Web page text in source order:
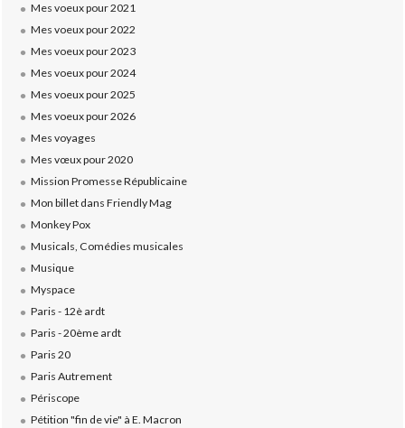
Mes voeux pour 2021
Mes voeux pour 2022
Mes voeux pour 2023
Mes voeux pour 2024
Mes voeux pour 2025
Mes voeux pour 2026
Mes voyages
Mes vœux pour 2020
Mission Promesse Républicaine
Mon billet dans Friendly Mag
Monkey Pox
Musicals, Comédies musicales
Musique
Myspace
Paris - 12è ardt
Paris - 20ème ardt
Paris 20
Paris Autrement
Périscope
Pétition "fin de vie" à E. Macron